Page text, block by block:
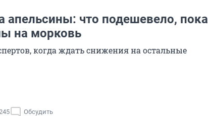
апельсины: что подешевело, пока
на морковь
когда ждать снижения на остальные
Обсудить